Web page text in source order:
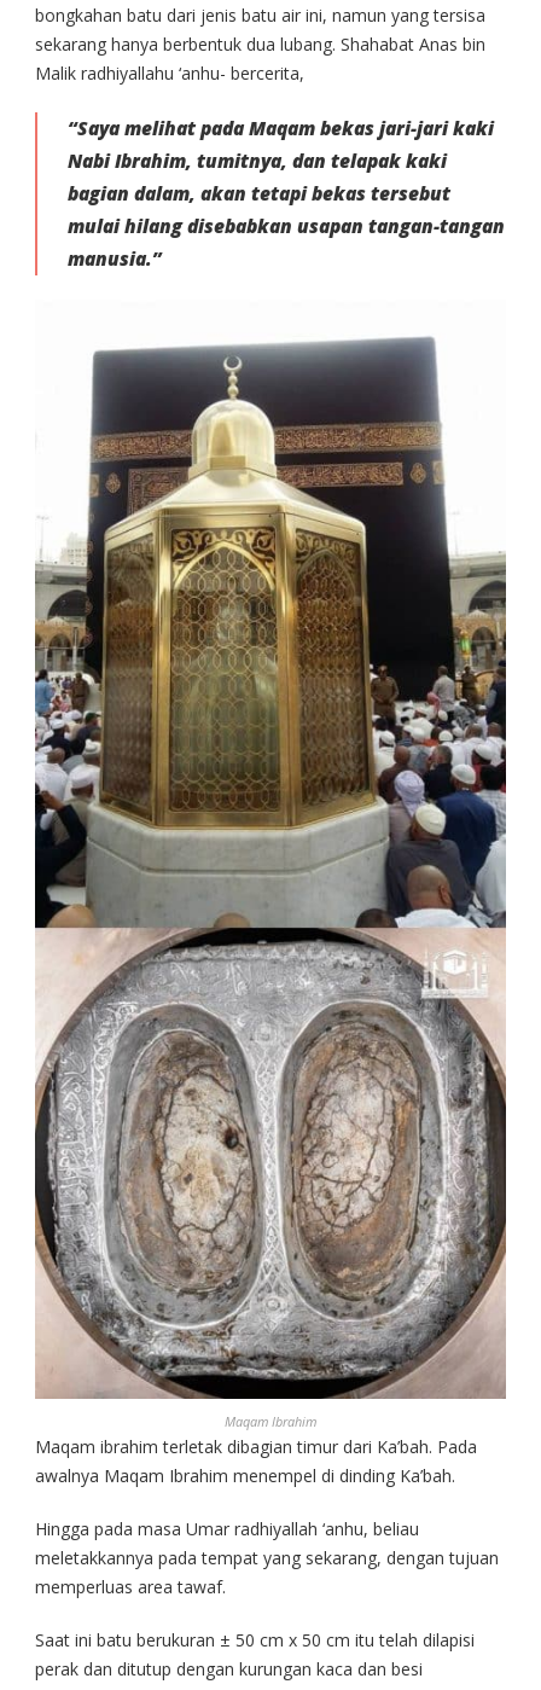
bongkahan batu dari jenis batu air ini, namun yang tersisa
sekarang hanya berbentuk dua lubang. Shahabat Anas bin
Malik radhiyallahu ‘anhu- bercerita,
“Saya melihat pada Maqam bekas jari-jari kaki
Nabi Ibrahim, tumitnya, dan telapak kaki
bagian dalam, akan tetapi bekas tersebut
mulai hilang disebabkan usapan tangan-tangan
manusia.”
Maqam Ibrahim
Maqam ibrahim terletak dibagian timur dari Ka’bah. Pada
awalnya Maqam Ibrahim menempel di dinding Ka’bah.
Hingga pada masa Umar radhiyallah ‘anhu, beliau
meletakkannya pada tempat yang sekarang, dengan tujuan
memperluas area tawaf.
Saat ini batu berukuran ± 50 cm x 50 cm itu telah dilapisi
perak dan ditutup dengan kurungan kaca dan besi